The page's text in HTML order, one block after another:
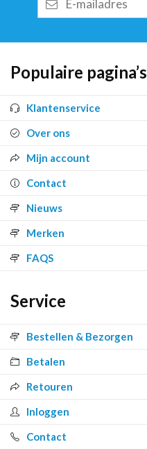
mailadres
Populaire pagina’s
Klantenservice
Over ons
Mijn account
Contact
Nieuws
Merken
FAQS
Service
Bestellen & Bezorgen
Betalen
Retouren
Inloggen
Contact